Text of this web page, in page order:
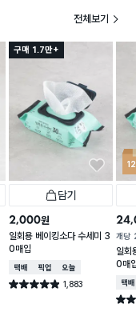
전체보기
구매 1.7만+
담기
2,000원
일회용 베이킹소다 수세미 3
0매입
택배배송매장픽업오늘배송
별점 4.9점 1,883
건 작성
개당
일회
0매
택배
별점